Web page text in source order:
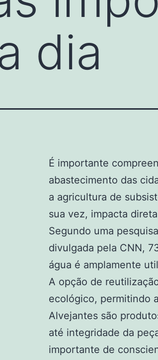
dia
É importante
abastecimento das
a agricultura de
sua vez, impacta
Segundo uma
divulgada pela CNN,
água é amplamente
A opção de
ecológico, permitindo
Alvejantes são
até integridade da
importante de